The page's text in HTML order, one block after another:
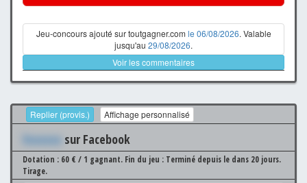
Jeu-concours ajouté sur toutgagner.com le 06/08/2026. Valable
jusqu'au 29/08/2026.
Voir les commentaires
Replier (provis.) Affichage personnalisé
Xxxxxxx sur Facebook
Dotation : 60 € / 1 gagnant. Fin du jeu : Terminé depuis le dans 20 jours.
Tirage.